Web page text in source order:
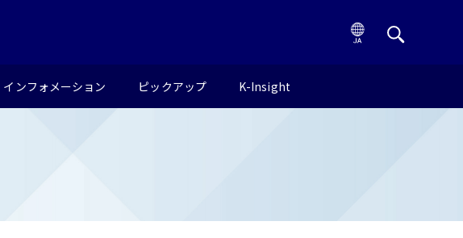
インフォメーション ピックアップ K-Insight